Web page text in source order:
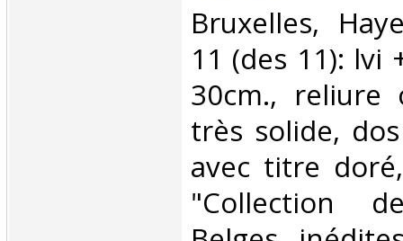
‎Bruxelles,
11 (des 11): lvi
30cm., reliure
très solide,
avec titre
"Collection